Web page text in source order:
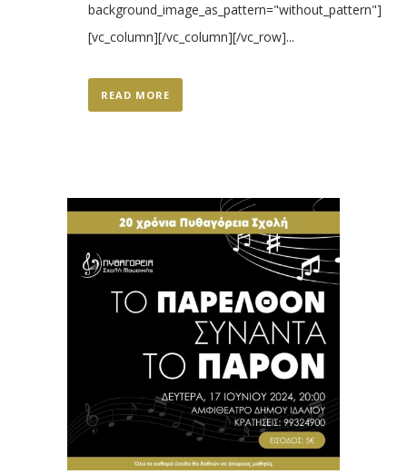
background_image_as_pattern="without_pattern"]
[vc_column][/vc_column][/vc_row]...
READ MORE